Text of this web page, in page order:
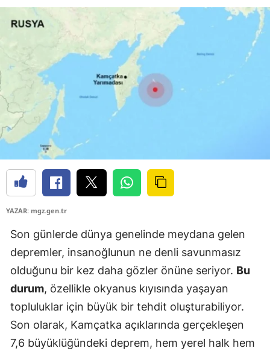
YAZAR: mgz.gen.tr
Son günlerde dünya genelinde meydana gelen
depremler, insanoğlunun ne denli savunmasız
olduğunu bir kez daha gözler önüne seriyor. Bu
durum, özellikle okyanus kıyısında yaşayan
topluluklar için büyük bir tehdit oluşturabiliyor.
Son olarak, Kamçatka açıklarında gerçekleşen
7,6 büyüklüğündeki deprem, hem yerel halk hem